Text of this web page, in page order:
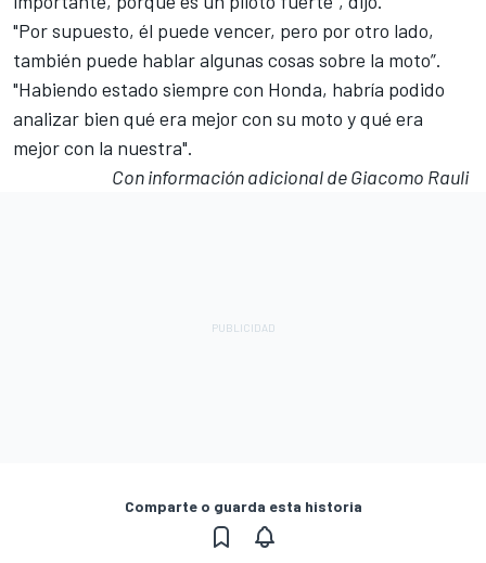
"Por supuesto, él puede vencer, pero por otro lado,
también puede hablar algunas cosas sobre la moto”.
"Habiendo estado siempre con Honda, habría podido
analizar bien qué era mejor con su moto y qué era
mejor con la nuestra".
Con información adicional de Giacomo Rauli
Comparte o guarda esta historia